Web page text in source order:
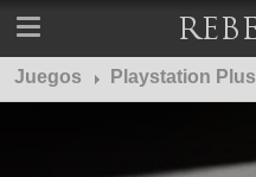
Juegos Playstation Plus